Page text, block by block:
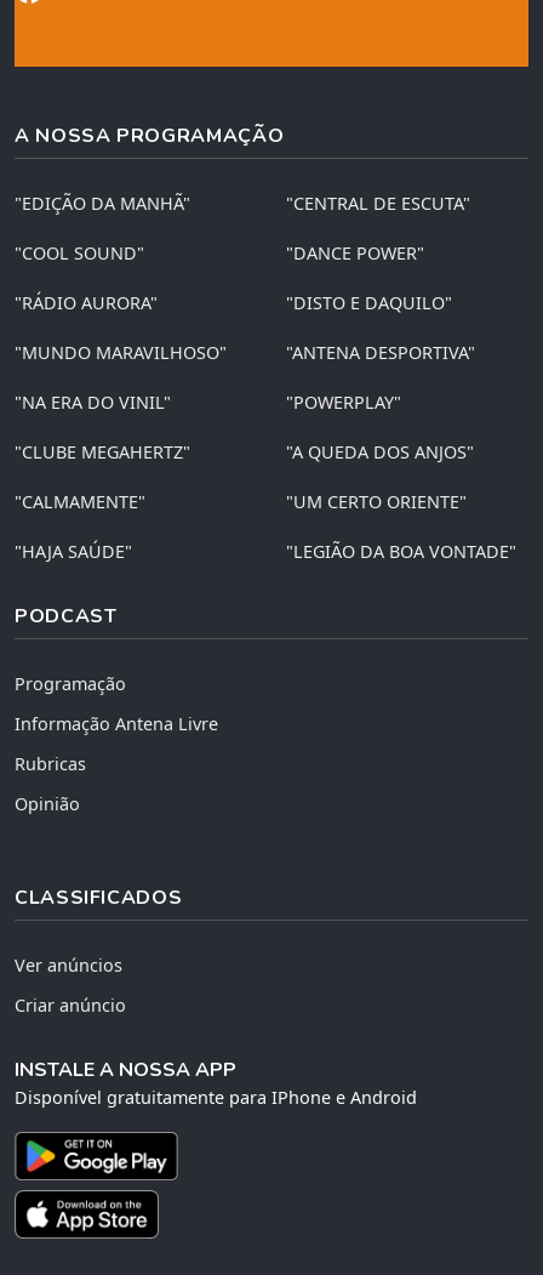
A NOSSA PROGRAMAÇÃO
"EDIÇÃO DA MANHÃ" "CENTRAL DE ESCUTA"
"COOL SOUND" "DANCE POWER"
"RÁDIO AURORA" "DISTO E DAQUILO"
"MUNDO MARAVILHOSO" "ANTENA DESPORTIVA"
"NA ERA DO VINIL" "POWERPLAY"
"CLUBE MEGAHERTZ" "A QUEDA DOS ANJOS"
"CALMAMENTE" "UM CERTO ORIENTE"
"HAJA SAÚDE" "LEGIÃO DA BOA VONTADE"
PODCAST
Programação
Informação Antena Livre
Rubricas
Opinião
CLASSIFICADOS
Ver anúncios
Criar anúncio
INSTALE A NOSSA APP
Disponível gratuitamente para IPhone e Android